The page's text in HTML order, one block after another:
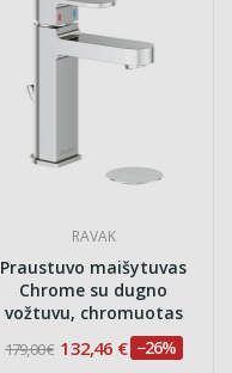
RAVAK
Praustuvo maišytuvas
Chrome su dugno
vožtuvu, chromuotas
179,00 € 132,46 € −26%